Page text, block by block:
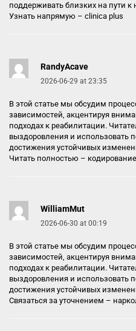
поддерживать близких на пути к
Узнать напрямую – clinica plus
RandyAcave
2026-06-29 at 23:35
В этой статье мы обсудим
зависимостей, акцентируя
подходах к реабилитации.
выздоровления и использовать
достижения устойчивых
Читать полностью –
WilliamMut
2026-06-30 at 00:19
В этой статье мы обсудим
зависимостей, акцентируя
подходах к реабилитации.
выздоровления и использовать
достижения устойчивых
Связаться за уточнением –